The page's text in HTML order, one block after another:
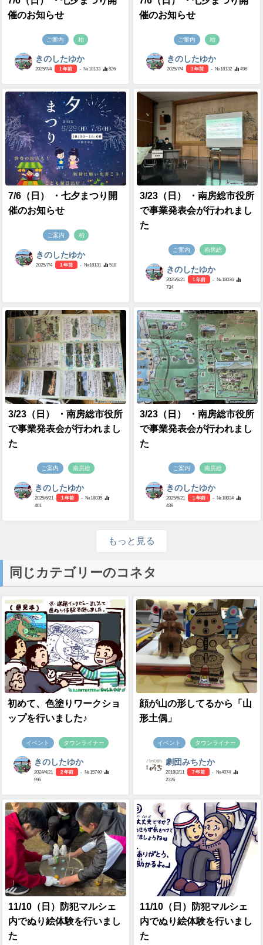
催のお知らせ
ご案内 柏
きのしたゆか
2025/7/4 1 年前 - №18133 826
催のお知らせ
ご案内 柏
きのしたゆか
2025/7/4 1 年前 - №18132 496
7/6（日） ・七夕まつり開
催のお知らせ
ご案内 柏
きのしたゆか
2025/7/4 1 年前 - №18131 518
3/23（日） ・南房総市役所
で事業発表会が行われまし
た
ご案内 南房総
きのしたゆか
2025/6/21 1 年前
- №18036
734
3/23（日） ・南房総市役所
で事業発表会が行われまし
た
ご案内 南房総
きのしたゆか
2025/6/21 1 年前
- №18035
401
3/23（日） ・南房総市役所
で事業発表会が行われまし
た
ご案内 南房総
きのしたゆか
2025/6/21 1 年前
- №18034
439
もっと見る
同じカテゴリーのコネタ
初めて、色塗りワークショ
ップを行いました♪
イベント タウンライナー
きのしたゆか
2024/4/21 2 年前
- №15740
995
顔が山の形してるから「山
形土偶」
イベント タウンライナー
劇団みちたか
2019/2/11 7 年前
- №4074
2326
11/10（日）防犯マルシェ
内でぬり絵体験を行いまし
た
11/10（日）防犯マルシェ
内でぬり絵体験を行いまし
た